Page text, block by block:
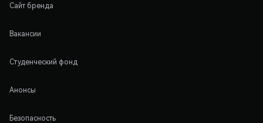
Сайт бренда
Вакансии
Студенческий фонд
Анонсы
Безопасность